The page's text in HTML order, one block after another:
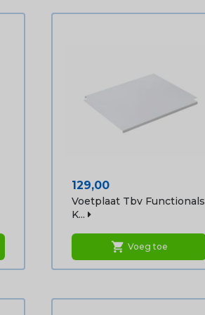
Prijs
129,00
Voetplaat Tbv Functionals
K...
shopping_cart Voeg toe